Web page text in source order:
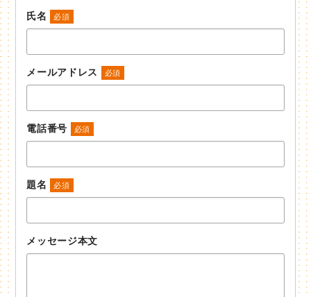
氏名 必須
メールアドレス 必須
電話番号 必須
題名 必須
メッセージ本文